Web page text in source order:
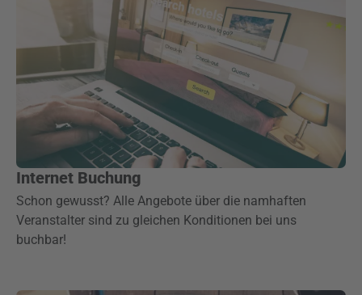
Internet Buchung
Schon gewusst? Alle Angebote über die namhaften
Veranstalter sind zu gleichen Konditionen bei uns
buchbar!